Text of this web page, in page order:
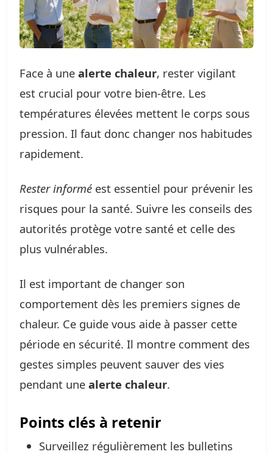
Face à une alerte chaleur, rester vigilant
est crucial pour votre bien-être. Les
températures élevées mettent le corps sous
pression. Il faut donc changer nos habitudes
rapidement.
Rester informé est essentiel pour prévenir les
risques pour la santé. Suivre les conseils des
autorités protège votre santé et celle des
plus vulnérables.
Il est important de changer son
comportement dès les premiers signes de
chaleur. Ce guide vous aide à passer cette
période en sécurité. Il montre comment des
gestes simples peuvent sauver des vies
pendant une alerte chaleur.
Points clés à retenir
Surveillez régulièrement les bulletins